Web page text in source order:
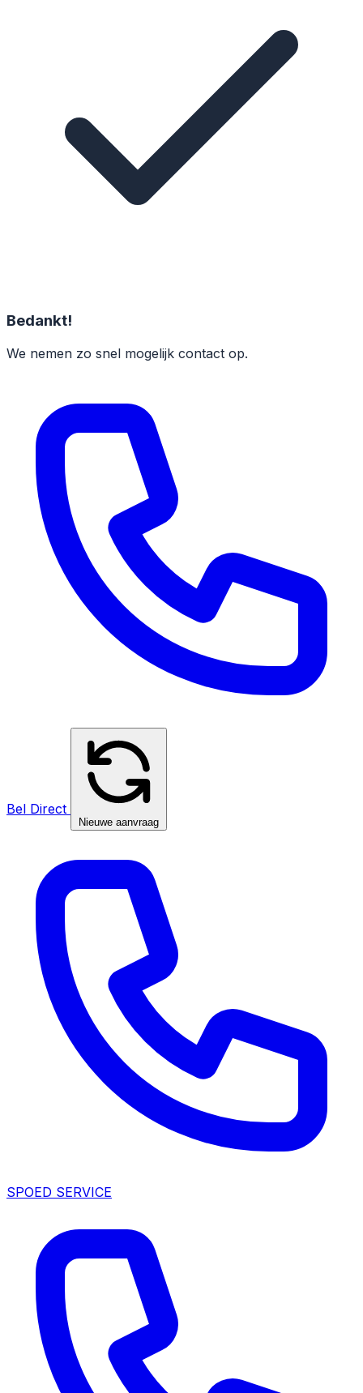
Bedankt!
We nemen zo snel mogelijk contact op.
Bel Direct
Nieuwe aanvraag
SPOED SERVICE